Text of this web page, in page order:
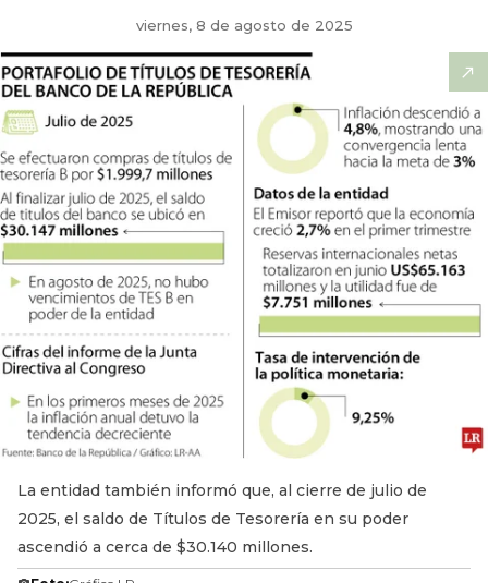
viernes, 8 de agosto de 2025
La entidad también informó que, al cierre de julio de
2025, el saldo de Títulos de Tesorería en su poder
ascendió a cerca de $30.140 millones.